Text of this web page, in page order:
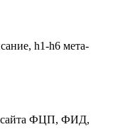
h1-h6 мета-
сайта ФЦП, ФИД,